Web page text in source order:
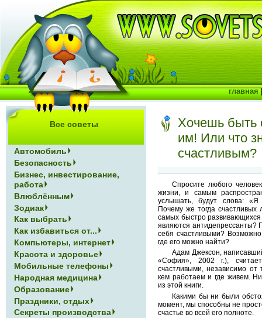
Хочешь быть
им! Или что
счастливым?
Спросите любого
жизни, и самым
услышать, будут слова: «Я
Почему же тогда
самых быстро развивающихся
являются антидепрессанты?
себя счастливыми?
где его можно найти?
Адам Джексон,
«София», 2002 г.),
счастливыми, независимо от
кем работаем и где живем.
из этой книги.
Какими бы ни были
момент, мы способны не
счастье во всей его полноте.
Все советы
Автомобиль
Безопасность
Бизнес, инвестирование,
работа
Влюблённым
Зодиак
Как выбрать
Как избавиться от...
Компьютеры, интернет
Красота и здоровье
Мобильные телефоны
Народная медицина
Образование
Праздники, отдых
Секреты производства
главная